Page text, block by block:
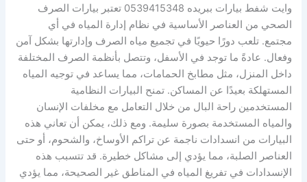
وايت شفط بيارات ببريده 0539415348 تعتبر بيارات الصرف
الصحي من العناصر الأساسية في نظام إدارة المياه في أي
مجتمع. تلعب دورًا حيويًا في تجميع مياه الصرف وإدارتها بشكل آمن
وفعال. عادةً ما توجد في الأسفل، وتتصل بأنظمة الصرف المختلفة
داخل المنزل، مثل مطابخ الحمامات، مما يساعد في توجيه المياه
المستهلكة بعيدًا عن المساكن. تمنح البيارات النظامية
المستخدمين راحة البال من خلال التعامل مع مخلفات الإنسان
والمياه المستخدمة بصورة سليمة. ومع ذلك، يمكن أن تعاني هذه
البيارات من انسدادات ناجمة عن تراكم الأوساخ، والشحوم، أو حتى
العناصر الصلبة، مما يؤدي إلى مشاكل خطيرة. قد تتسبب هذه
الإنسدادات في تفريغ المياه في المناطق غير الصحيحة، مما يؤدي